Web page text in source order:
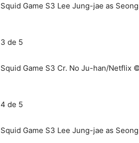
Squid Game S3 Lee Jung-jae as
3 de 5
Squid Game S3 Cr. No Ju-han/Netflix
4 de 5
Squid Game S3 Lee Jung-jae as